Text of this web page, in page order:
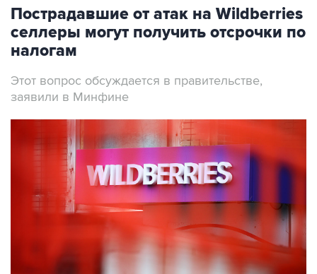
Пострадавшие от атак на Wildberries
селлеры могут получить отсрочки по
налогам
Этот вопрос обсуждается в правительстве,
заявили в Минфине